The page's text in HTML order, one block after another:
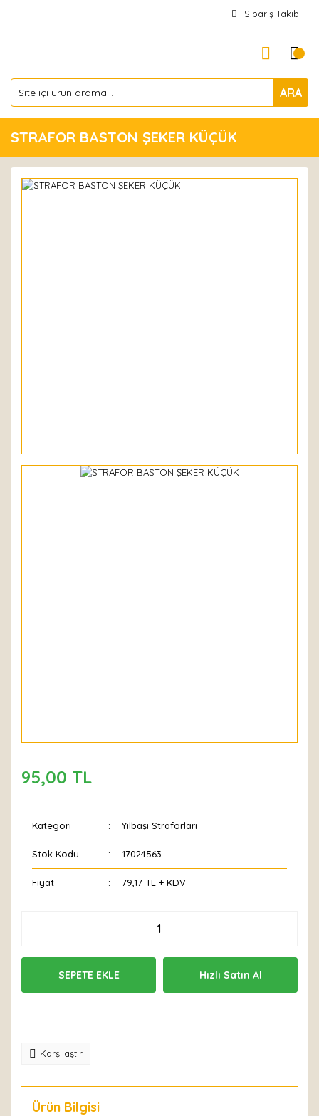
Sipariş Takibi
ARA
STRAFOR BASTON ŞEKER KÜÇÜK
95,00 TL
Kategori Yılbaşı Straforları
Stok Kodu 17024563
Fiyat 79,17 TL + KDV
SEPETE EKLE Hızlı Satın Al
Karşılaştır
Ürün Bilgisi